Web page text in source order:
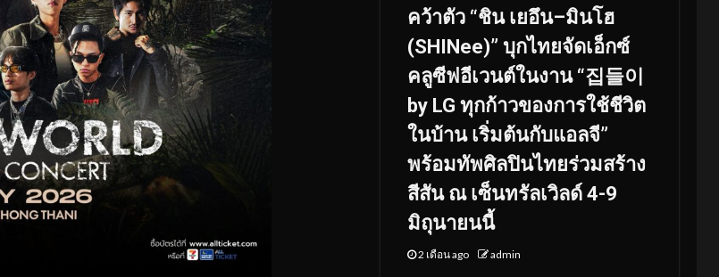
คว้าตัว “ชิน เยอึน–มินโฮ
(SHINee)” บุกไทยจัดเอ็กซ์
คลูซีฟอีเวนต์ในงาน “집들이
by LG ทุกก้าวของการใช้ชีวิต
ในบ้าน เริ่มต้นกับแอลจี”
พร้อมทัพศิลปินไทยร่วมสร้าง
สีสัน ณ เซ็นทรัลเวิลด์ 4-9
มิถุนายนนี้
2 เดือน ago admin